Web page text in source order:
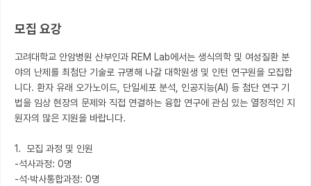
반도체 아카데미
재팬라운지 🌸
모집 요강
고려대학교 안암병원 산부인과 REM Lab에서는 생식의학 및 여성질환 분
야의 난제를 최첨단 기술로 규명해 나갈 대학원생 및 인턴 연구원을 모집합
니다. 환자 유래 오가노이드, 단일세포 분석, 인공지능(AI) 등 첨단 연구 기
법을 임상 현장의 문제와 직접 연결하는 융합 연구에 관심 있는 열정적인 지
원자의 많은 지원을 바랍니다.
1.  모집 과정 및 인원
-석사과정: 0명
-석·박사통합과정: 0명